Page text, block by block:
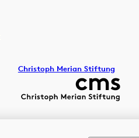
Christoph Merian Stiftung